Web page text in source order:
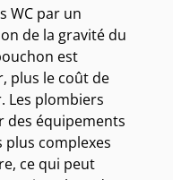
WC par un
de la gravité du
est
plus le coût de
Les plombiers
des équipements
plus complexes
ce qui peut